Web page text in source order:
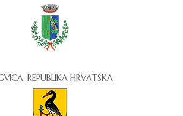
REPUBLIKA HRVATSKA